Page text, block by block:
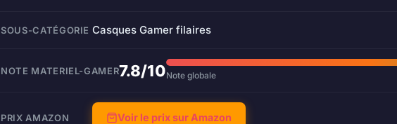
SOUS-CATÉGORIE Casques Gamer filaires
NOTE MATERIEL-GAMER7.8/10Note globale
PRIX AMAZON Voir le prix sur Amazon